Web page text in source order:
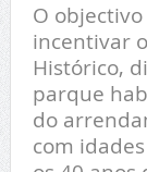
O
incentivar
Histórico,
parque
do
com